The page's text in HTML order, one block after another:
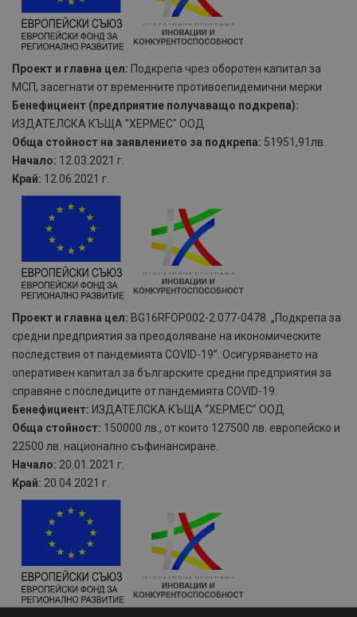
Проект и главна цел: Подкрепа чрез оборотен капитал за
МСП, засегнати от временните противоепидемични мерки
Бенефициент (предприятие получаващо подкрепа):
ИЗДАТЕЛСКА КЪЩА "ХЕРМЕС" ООД
Обща стойност на заявлението за подкрепа: 51951,91лв.
Начало: 12.03.2021 г.
Край: 12.06.2021 г.
Проект и главна цел: BG16RFOP002-2.077-0478. „Подкрепа за
средни предприятия за преодоляване на икономическите
последствия от пандемията COVID-19”. Осигуряването на
оперативен капитал за българските средни предприятия за
справяне с последиците от пандемията COVID-19.
Бенефициент: ИЗДАТЕЛСКА КЪЩА “ХЕРМЕС” ООД
Обща стойност: 150000 лв., от които 127500 лв. европейско и
22500 лв. национално съфинансиране.
Начало: 20.01.2021 г.
Край: 20.04.2021 г.